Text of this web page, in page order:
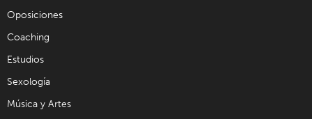
Oposiciones
Coaching
Estudios
Sexología
Música y Artes